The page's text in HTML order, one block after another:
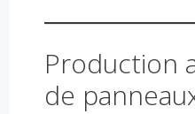
k
Production
de